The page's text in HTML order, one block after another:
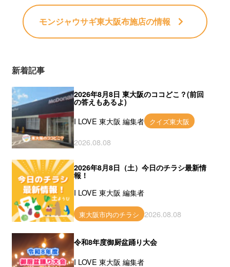
モンジャウサギ東大阪布施店の情報
新着記事
2026年8月8日 東大阪のココどこ？(前回
の答えもあるよ)
I LOVE 東大阪 編集者 クイズ東大阪
2026.08.08
2026年8月8日（土）今日のチラシ最新情
報！
I LOVE 東大阪 編集者
東大阪市内のチラシ 2026.08.08
令和8年度御厨盆踊り大会
I LOVE 東大阪 編集者